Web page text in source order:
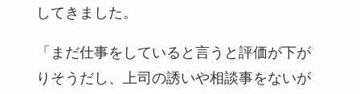
してきました。
「まだ仕事をしていると言うと評価が下が
りそうだし、上司の誘いや相談事をないが